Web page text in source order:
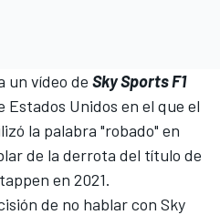
un vídeo de Sky Sports F1
Estados Unidos en el que el
la palabra "robado" en
de la derrota del título de
en 2021.
de no hablar con Sky